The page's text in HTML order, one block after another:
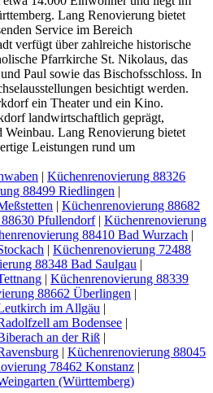
Lang Renovierung bietet
Service im Bereich
verfügt über zahlreiche historische
Pfarrkirche St. Nikolaus, das
Paul sowie das Bischofsschloss. In
besichtigt werden.
ein Theater und ein Kino.
landwirtschaftlich geprägt,
Weinbau. Lang Renovierung bietet
Leistungen rund um
| Küchenrenovierung 88326
88499 Riedlingen |
| Küchenrenovierung 88682
Pfullendorf| Küchenrenovierung
88410 Bad Wurzach |
| Küchenrenovierung 72488
88348 Bad Saulgau |
| Küchenrenovierung 88339
88662 Überlingen |
im Allgäu |
am Bodensee |
an der Riß |
| Küchenrenovierung 88045
78462 Konstanz |
(Württemberg)